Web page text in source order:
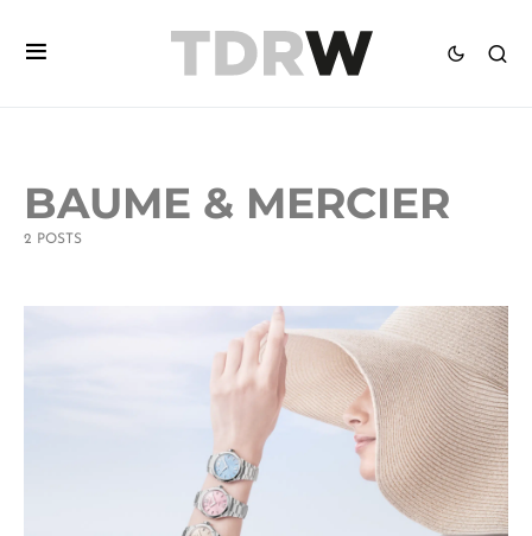
BAUME & MERCIER
2 POSTS